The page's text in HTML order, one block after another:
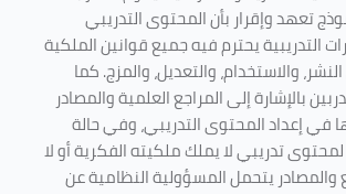
تعهد وإقرار بأن المحتوى التدريبي
التدريبية يحترم فيه جميع قوانين الملكية
والاستخدام، والتعديل، والمزج. كما
بالإشارة إلى المراجع العلمية والمصادر
في إعداد المحتوى التدريبي، وفي حالة
تدريبي لا يملك ملكيته الفكرية أو لا
والمصادر يتحمل المسؤولية النظامية عن